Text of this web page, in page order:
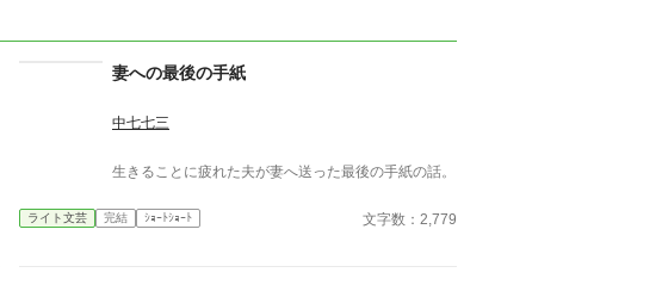
妻への最後の手紙
中七七三
生きることに疲れた夫が妻へ送った最後の手紙の話。
ライト文芸 完結 ｼｮｰﾄｼｮｰﾄ 文字数：2,779